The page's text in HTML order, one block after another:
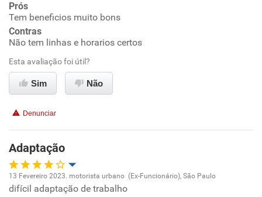
Ambiente de trabalho
Benefícios
Recomenda esta empresa
Recomenda a diretoria
Prós
Tem beneficios muito bons
Contras
Não tem linhas e horarios certos
Esta avaliação foi útil?
Sim Não
Denunciar
Adaptação
Oportunidade de promoção
13 Fevereiro 2023. motorista urbano (Ex-Funcionário), São Paulo
difícil adaptação de trabalho